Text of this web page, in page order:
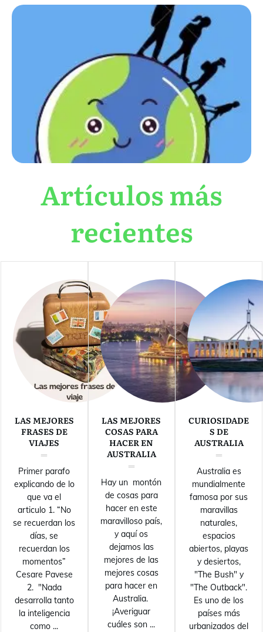
Artículos más
recientes
LAS MEJORES
FRASES DE
VIAJES
Primer parafo
explicando de lo
que va el
articulo 1. “No
se recuerdan los
días, se
recuerdan los
momentos”
Cesare Pavese
2. "Nada
desarrolla tanto
la inteligencia
como ...
LAS MEJORES
COSAS PARA
HACER EN
AUSTRALIA
Hay un montón
de cosas para
hacer en este
maravilloso país,
y aquí os
dejamos las
mejores de las
mejores cosas
para hacer en
Australia.
¡Averiguar
cuáles son ...
CURIOSIDADE
S DE
AUSTRALIA
Australia es
mundialmente
famosa por sus
maravillas
naturales,
espacios
abiertos, playas
y desiertos,
"The Bush" y
"The Outback".
Es uno de los
países más
urbanizados del